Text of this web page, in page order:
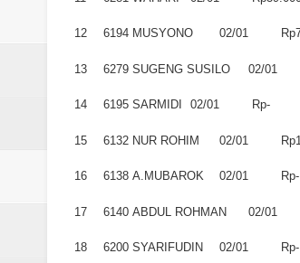
Laporan Koin
Laporan Koin
12 6194 MUSYONO 02/01
13 6279 SUGENG SUSILO 02/01
14 6195 SARMIDI 02/01 Rp-
15 6132 NUR ROHIM 02/01
16 6138 A.MUBAROK 02/01 Rp-
17 6140 ABDUL ROHMAN 02/01
18 6200 SYARIFUDIN 02/01 Rp-